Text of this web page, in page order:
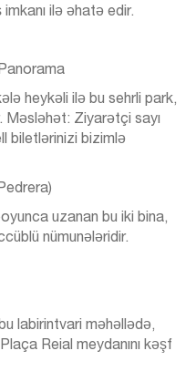
ilə əhatə edir.
heykəli ilə bu sehrli park,
Məsləhət: Ziyarətçi sayı
biletlərinizi bizimlə
uzanan bu iki bina,
nümunələridir.
labirintvari məhəllədə,
Reial meydanını kəşf